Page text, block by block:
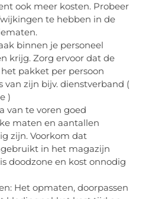
ook meer kosten. Probeer
te hebben in de
binnen je personeel
krijg. Zorg ervoor dat de
pakket per persoon
van zijn bijv. dienstverband (
)
van te voren goed
maten en aantallen
zijn. Voorkom dat
in het magazijn
doodzone en kost onnodig
Het opmaten, doorpassen